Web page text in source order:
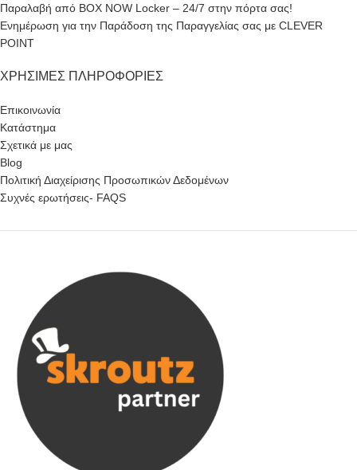
Παραλαβή από BOX NOW Locker – 24/7 στην πόρτα σας!
Ενημέρωση για την Παράδοση της Παραγγελίας σας με CLEVER
POINT
ΧΡΉΣΙΜΕΣ ΠΛΗΡΟΦΟΡΊΕΣ
Επικοινωνία
Κατάστημα
Σχετικά με μας
Blog
Πολιτική Διαχείρισης Προσωπικών Δεδομένων
Συχνές ερωτήσεις- FAQS